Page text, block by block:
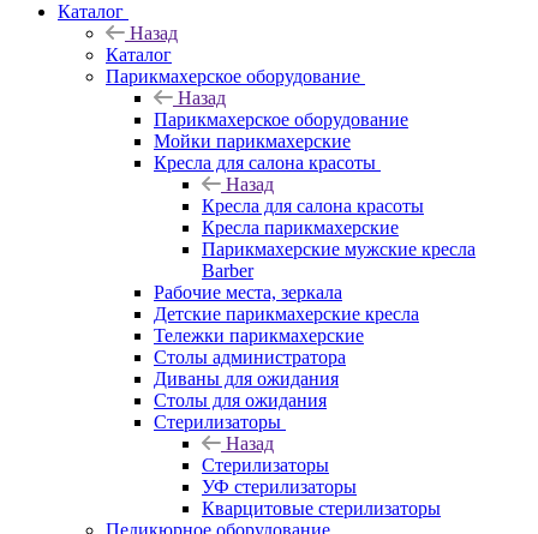
Каталог
Назад
Каталог
Парикмахерское оборудование
Назад
Парикмахерское оборудование
Мойки парикмахерские
Кресла для салона красоты
Назад
Кресла для салона красоты
Кресла парикмахерские
Парикмахерские мужские кресла
Barber
Рабочие места, зеркала
Детские парикмахерские кресла
Тележки парикмахерские
Столы администратора
Диваны для ожидания
Столы для ожидания
Стерилизаторы
Назад
Стерилизаторы
УФ стерилизаторы
Кварцитовые стерилизаторы
Педикюрное оборудование